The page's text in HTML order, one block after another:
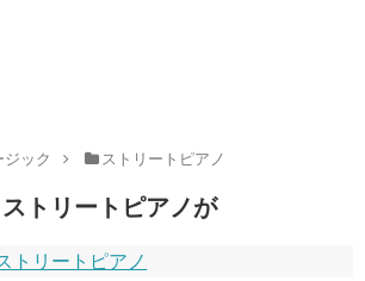
ジック ストリートピアノ
トリートピアノが
トリートピアノ